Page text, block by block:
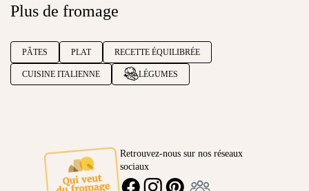
Plus de fromage
PÂTES PLAT RECETTE ÉQUILIBRÉE
CUISINE ITALIENNE LÉGUMES
Retrouvez-nous sur nos réseaux
sociaux
FACEBOOKINSTAGRAMPINTEREST